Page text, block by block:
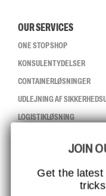
OUR SERVICES
ONE STOP SHOP
KONSULENTYDELSER
CONTAINERLØSNINGER
UDLEJNING AF
LOGISTIKLØSNING
ISO-CERTIFICERING
GLOBAL RÆKKEVIDDE
JOIN
Get the